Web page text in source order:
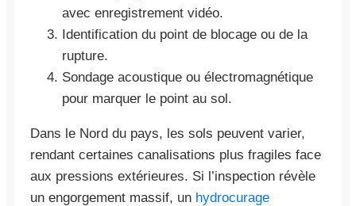
avec enregistrement vidéo.
Identification du point de blocage ou de la
rupture.
Sondage acoustique ou électromagnétique
pour marquer le point au sol.
Dans le Nord du pays, les sols peuvent varier,
rendant certaines canalisations plus fragiles face
aux pressions extérieures. Si l’inspection révèle
un engorgement massif, un hydrocurage